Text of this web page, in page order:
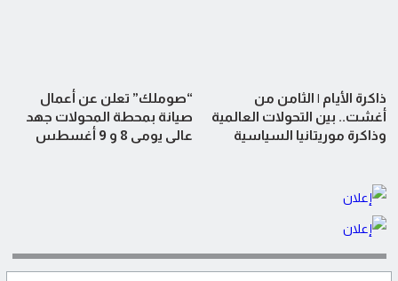
ذاكرة الأيام | الثامن من
أغشت.. بين التحولات العالمية
وذاكرة موريتانيا السياسية
“صوملك” تعلن عن أعمال
صيانة بمحطة المحولات جهد
عالي يومي 8 و 9 أغسطس